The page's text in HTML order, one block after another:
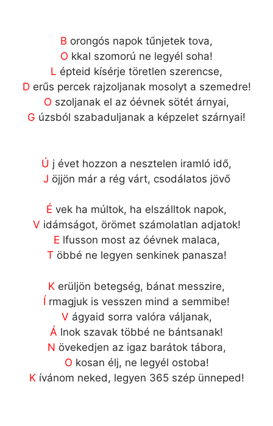
B orongós napok tűnjetek tova,
O kkal szomorú ne legyél soha!
L épteid kísérje töretlen szerencse,
Derűs percek rajzoljanak mosolyt a szemedre!
O szoljanak el az óévnek sötét árnyai,
G úzsból szabaduljanak a képzelet szárnyai!
Ú j évet hozzon a nesztelen iramló idő,
J öjjön már a rég várt, csodálatos jövő
É vek ha múltok, ha elszálltok napok,
V idámságot, örömet számolatlan adjatok!
E lfusson most az óévnek malaca,
T öbbé ne legyen senkinek panasza!
K erüljön betegség, bánat messzire,
Í rmagjuk is vesszen mind a semmibe!
V ágyaid sorra valóra váljanak,
Á lnok szavak többé ne bántsanak!
N övekedjen az igaz barátok tábora,
O kosan élj, ne legyél ostoba!
Kívánom neked, legyen 365 szép ünneped!